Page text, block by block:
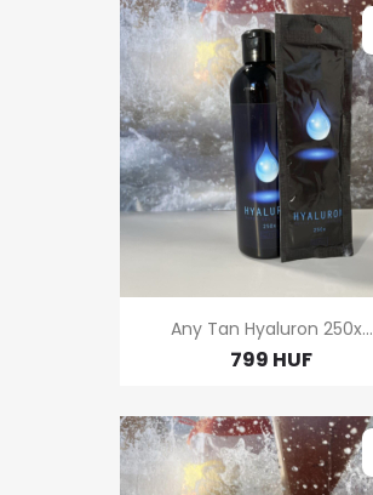
Any Tan Hyaluron 250x...
799 HUF